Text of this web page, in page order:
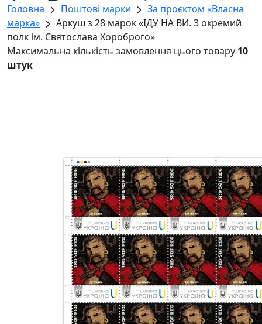
Головна
Поштові марки
За проєктом «Власна
марка»
Аркуш з 28 марок «ІДУ НА ВИ. 3 окремий
полк ім. Святослава Хороброго»
Максимальна кількість замовлення цього товару 10
штук